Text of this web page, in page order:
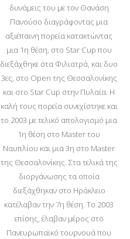
δυνάμεις του με τον Θανάση
Πανούσο διαγράφοντας μια
αξιέπαινη πορεία κατακτώντας
μια 1η θέση, στο Star Cup που
διεξάχθηκε στα Φιλιατρά, και δυο
3ες, στο Open της Θεσσαλονίκης
και στο Star Cup στην Πυλαία. Η
καλή τους πορεία συνεχίστηκε και
το 2003 με τελικό απολογισμό μια
1η θέση στο Master του
Ναυπλίου και μια 3η στο Master
της Θεσσαλονίκης. Στα τελικά της
διοργάνωσης τα οποία
διεξάχθηκαν στο Ηράκλειο
κατέλαβαν την 7η θέση. Το 2003
επίσης, έλαβαν μέρος στο
Πανευρωπαϊκό τουρνουά που